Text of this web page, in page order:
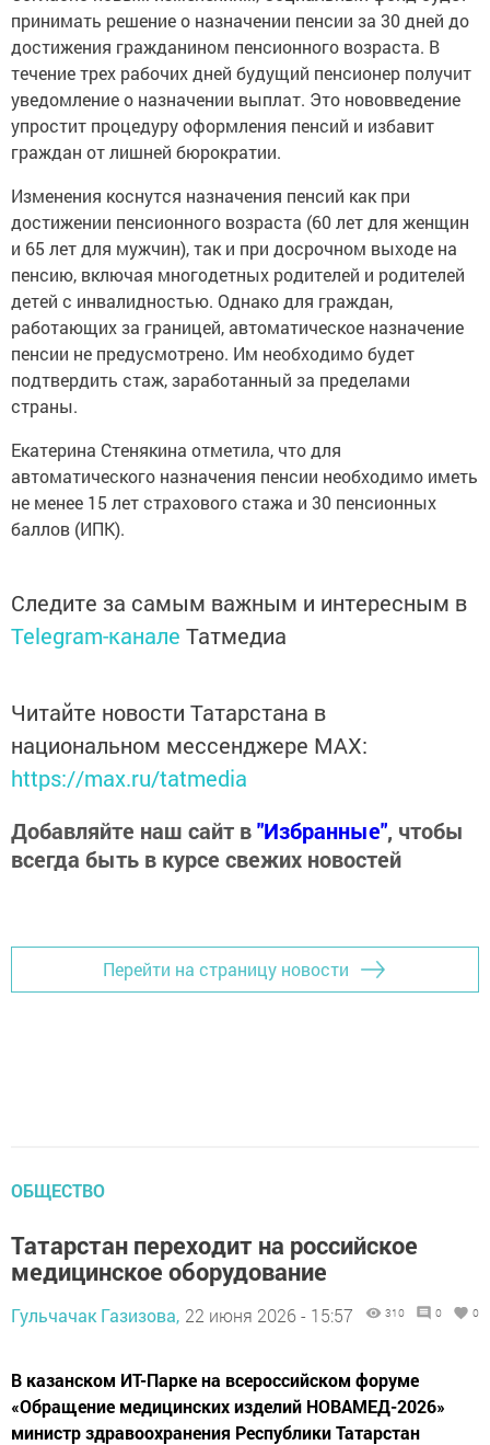
принимать решение о назначении пенсии за 30 дней до
достижения гражданином пенсионного возраста. В
течение трех рабочих дней будущий пенсионер получит
уведомление о назначении выплат. Это нововведение
упростит процедуру оформления пенсий и избавит
граждан от лишней бюрократии.
Изменения коснутся назначения пенсий как при
достижении пенсионного возраста (60 лет для женщин
и 65 лет для мужчин), так и при досрочном выходе на
пенсию, включая многодетных родителей и родителей
детей с инвалидностью. Однако для граждан,
работающих за границей, автоматическое назначение
пенсии не предусмотрено. Им необходимо будет
подтвердить стаж, заработанный за пределами
страны.
Екатерина Стенякина отметила, что для
автоматического назначения пенсии необходимо иметь
не менее 15 лет страхового стажа и 30 пенсионных
баллов (ИПК).
Следите за самым важным и интересным в
Telegram-канале Татмедиа
Читайте новости Татарстана в
национальном мессенджере MАХ:
https://max.ru/tatmedia
Добавляйте наш сайт в"Избранные", чтобы
всегда быть в курсе свежих новостей
Перейти на страницу новости
ОБЩЕСТВО
Татарстан переходит на российское
медицинское оборудование
Гульчачак Газизова, 22 июня 2026 - 15:57 310 0 0
В казанском ИТ-Парке на всероссийском форуме
«Обращение медицинских изделий НОВАМЕД-2026»
министр здравоохранения Республики Татарстан